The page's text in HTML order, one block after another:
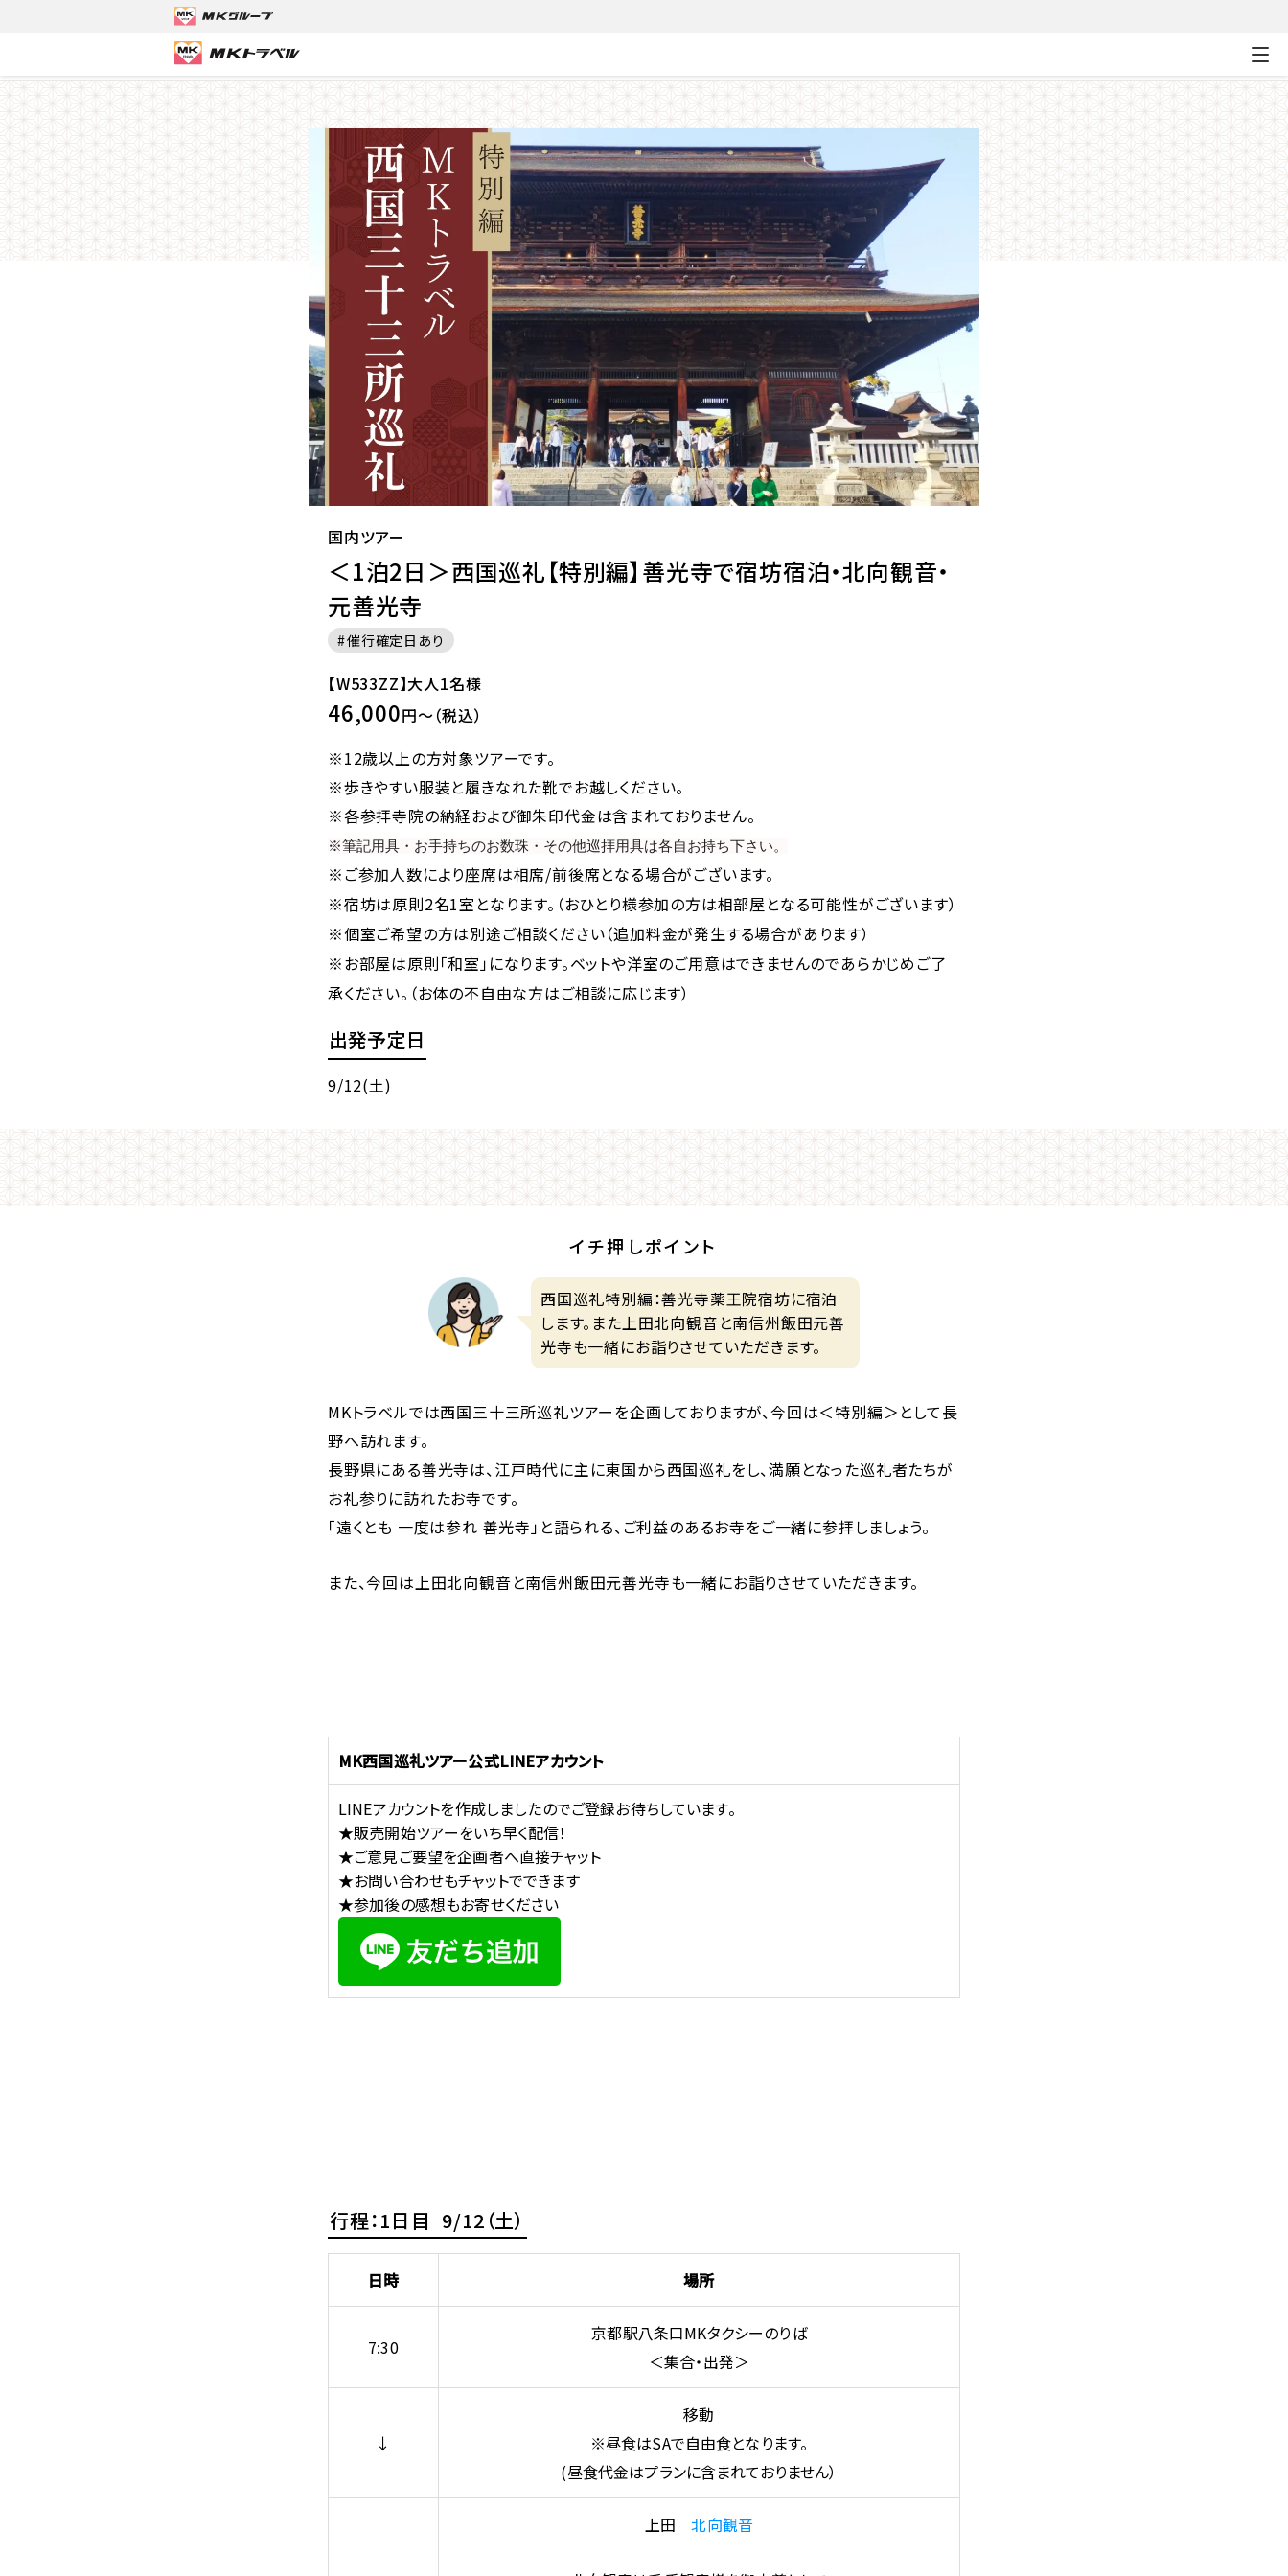
MKトラベルTOP 国内ツアー
国内ツアー
＜1泊2日＞西国巡礼【特別編】善光寺で宿坊宿泊・北向観音・
元善光寺
催行確定日あり
【W533ZZ】大人1名様
46,000円～（税込）
※12歳以上の方対象ツアーです。
※歩きやすい服装と履きなれた靴でお越しください。
※各参拝寺院の納経および御朱印代金は含まれておりません。
※筆記用具・お手持ちのお数珠・その他巡拝用具は各自お持ち下さい。
※ご参加人数により座席は相席/前後席となる場合がございます。
※宿坊は原則2名1室となります。（おひとり様参加の方は相部屋となる可能性がございます）
※個室ご希望の方は別途ご相談ください（追加料金が発生する場合があります）
※お部屋は原則「和室」になります。ベットや洋室のご用意はできませんのであらかじめご了
承ください。（お体の不自由な方はご相談に応じます）
出発予定日
9/12(土)
イチ押しポイント
西国巡礼特別編：善光寺薬王院宿坊に宿泊
します。また上田北向観音と南信州飯田元善
光寺も一緒にお詣りさせていただきます。
MKトラベルでは西国三十三所巡礼ツアーを企画しておりますが、今回は＜特別編＞として長
野へ訪れます。
長野県にある善光寺は、江戸時代に主に東国から西国巡礼をし、満願となった巡礼者たちが
お礼参りに訪れたお寺です。
「遠くとも 一度は参れ 善光寺」と語られる、ご利益のあるお寺をご一緒に参拝しましょう。
また、今回は上田北向観音と南信州飯田元善光寺も一緒にお詣りさせていただきます。
MK西国巡礼ツアー公式LINEアカウント
LINEアカウントを作成しましたのでご登録お待ちしています。
★販売開始ツアーをいち早く配信！
★ご意見ご要望を企画者へ直接チャット
★お問い合わせもチャットでできます
★参加後の感想もお寄せください
行程：1日目 9/12（土）
日時 場所
7:30
京都駅八条口MKタクシーのりば
＜集合・出発＞
↓
移動
※昼食はSAで自由食となります。
(昼食代金はプランに含まれておりません）
上田北向観音